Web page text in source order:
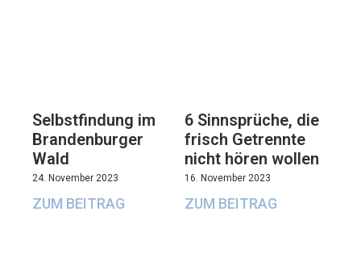
Selbstfindung im
Brandenburger
Wald
24. November 2023
ZUM BEITRAG
6 Sinnsprüche, die
frisch Getrennte
nicht hören wollen
16. November 2023
ZUM BEITRAG